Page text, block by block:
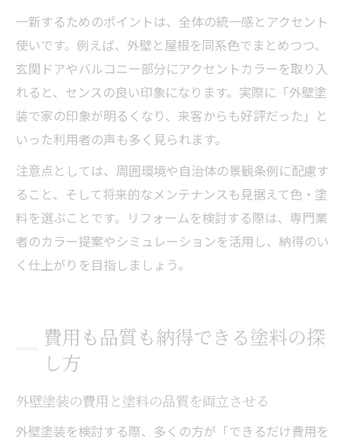
一新するためのポイントは、全体の統一感とアクセント
使いです。例えば、外壁と屋根を同系色でまとめつつ、
玄関ドアやバルコニー部分にアクセントカラーを取り入
れると、センスの良い印象になります。実際に「外壁塗
装で家の印象が明るくなり、来客からも好評だった」と
いった利用者の声も多く見られます。
注意点としては、周囲環境や自治体の景観条例に配慮す
ること、そして将来的なメンテナンスも見据えて色・塗
料を選ぶことです。リフォームを検討する際は、専門業
者のカラー提案やシミュレーションを活用し、納得のい
く仕上がりを目指しましょう。
費用も品質も納得できる塗料の探
し方
外壁塗装の費用と塗料の品質を両立させる
外壁塗装を検討する際、多くの方が「できるだけ費用を